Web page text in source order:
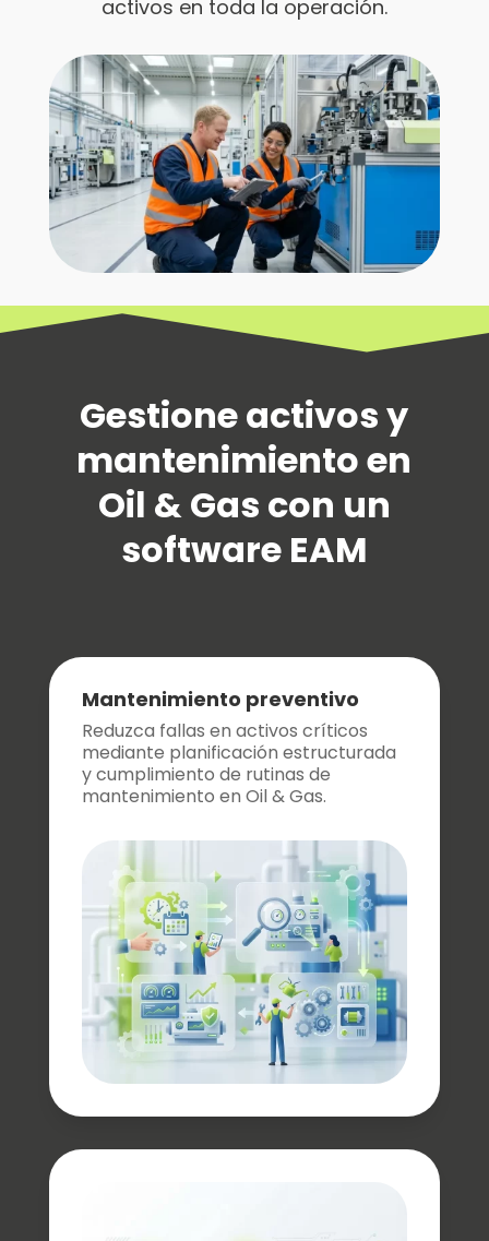
activos en toda la operación.
Gestione activos y
mantenimiento en
Oil & Gas con un
software EAM
Mantenimiento preventivo
Reduzca fallas en activos críticos
mediante planificación estructurada
y cumplimiento de rutinas de
mantenimiento en Oil & Gas.